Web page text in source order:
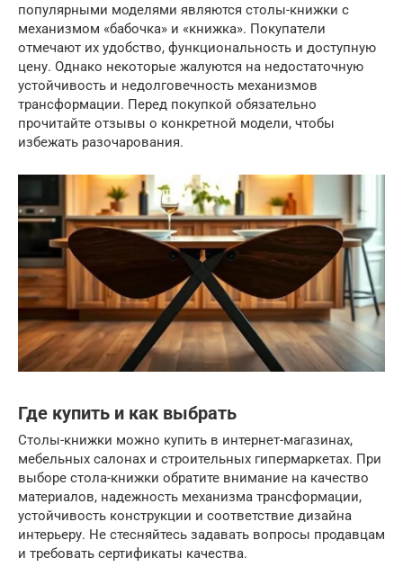
популярными моделями являются столы-книжки с
механизмом «бабочка» и «книжка». Покупатели
отмечают их удобство, функциональность и доступную
цену. Однако некоторые жалуются на недостаточную
устойчивость и недолговечность механизмов
трансформации. Перед покупкой обязательно
прочитайте отзывы о конкретной модели, чтобы
избежать разочарования.
Где купить и как выбрать
Столы-книжки можно купить в интернет-магазинах,
мебельных салонах и строительных гипермаркетах. При
выборе стола-книжки обратите внимание на качество
материалов, надежность механизма трансформации,
устойчивость конструкции и соответствие дизайна
интерьеру. Не стесняйтесь задавать вопросы продавцам
и требовать сертификаты качества.